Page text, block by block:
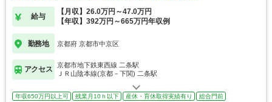
給与
【月収】26.0万円～47.0万円
【年収】392万円～665万円年収例
勤務地 京都府 京都市中京区
アクセス
京都市地下鉄東西線 二条駅
ＪＲ山陰本線(京都－下関) 二条駅
年収650万円以上可 残業月10ｈ以下 産休・育休取得実績有り
総合門前